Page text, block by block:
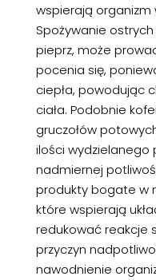
wspierają organizm
Spożywanie
pieprz, może
pocenia się,
ciepła, powodując
ciała. Podobnie
gruczołów
ilości wydzielanego
nadmiernej
produkty bogate w
które wspierają
redukować reakcje
przyczyn
nawodnienie